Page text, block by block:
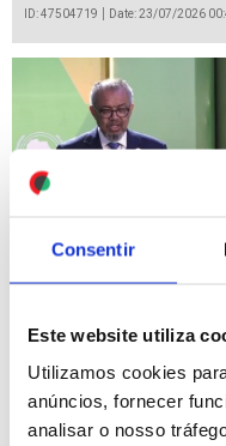
Consentir
Este website utiliza
Utilizamos cookies
anúncios, fornecer
analisar o nosso
ID: 47504719 Date: 23/07/2026
África tem de reforçar
financiamento - Líderes
ID: 47504576 Date: 22/07/2026